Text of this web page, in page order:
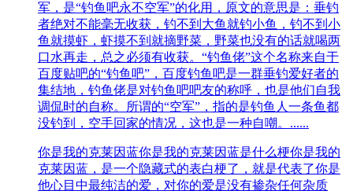
军，是“钓鱼吧永不空军”的化用，原文的意思是：垂钓
者绝对不能毫无收获，钓不到大鱼就钓小鱼，钓不到小
鱼就摸虾，虾摸不到就摘野菜，野菜也没有的话就喝两
口水再走，总之必须有收获。“钓鱼佬”这个名称来自于
百度贴吧的“钓鱼吧”，百度钓鱼吧是一群垂钓爱好者的
集结地，钓鱼佬是对钓鱼吧吧友的称呼，也是他们自我
调侃时的自称。所谓的“空军”，指的是钓鱼人一条鱼都
没钓到，空手回家的情况，这也是一种自嘲。......
你是我的克莱因蓝你是我的克莱因蓝是什么梗你是我的
克莱因蓝，是一个隐藏式的表白梗了，就是代表了你是
他心目中最纯洁的爱，对你的爱是没有掺杂任何杂质